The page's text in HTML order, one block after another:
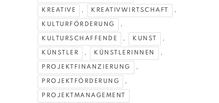
KREATIVE , KREATIVWIRTSCHAFT ,
KULTURFÖRDERUNG ,
KULTURSCHAFFENDE , KUNST ,
KÜNSTLER , KÜNSTLERINNEN ,
PROJEKTFINANZIERUNG ,
PROJEKTFÖRDERUNG ,
PROJEKTMANAGEMENT